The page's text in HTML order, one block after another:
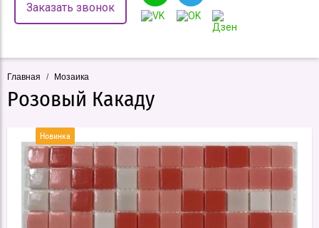
Заказать звонок
Главная / Мозаика
Розовый Какаду
Новинка